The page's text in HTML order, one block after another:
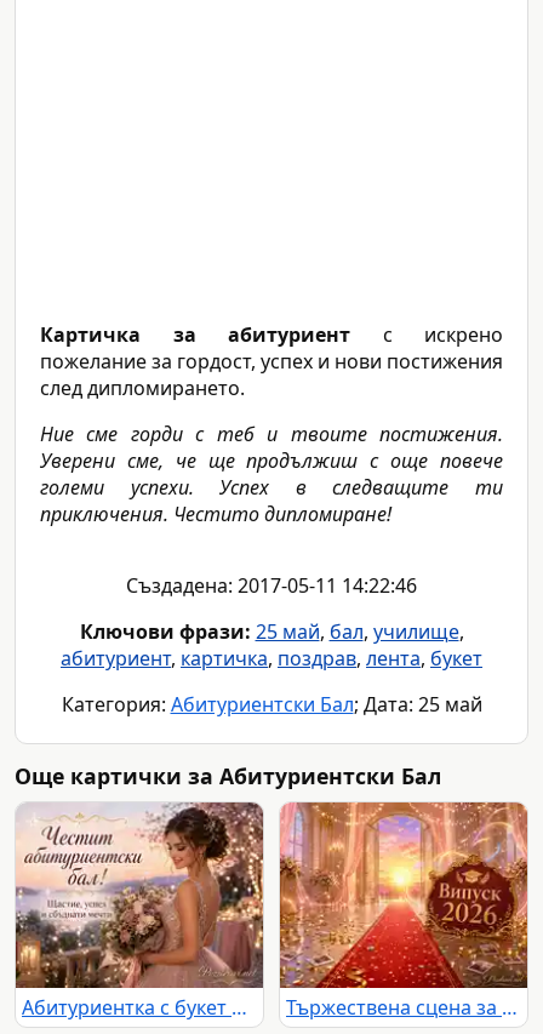
Картичка за абитуриент с искрено
пожелание за гордост, успех и нови постижения
след дипломирането.
Ние сме горди с теб и твоите постижения.
Уверени сме, че ще продължиш с още повече
големи успехи. Успех в следващите ти
приключения. Честито дипломиране!
Създадена: 2017-05-11 14:22:46
Ключови фрази: 25 май, бал, училище,
абитуриент, картичка, поздрав, лента, букет
Категория: Абитуриентски Бал; Дата: 25 май
Още картички за Абитуриентски Бал
Абитуриентка с букет и празничен надпис за бал край романтичен залез Тържествена сцена за Випуск 2026 с червен килим, златна украса и залез